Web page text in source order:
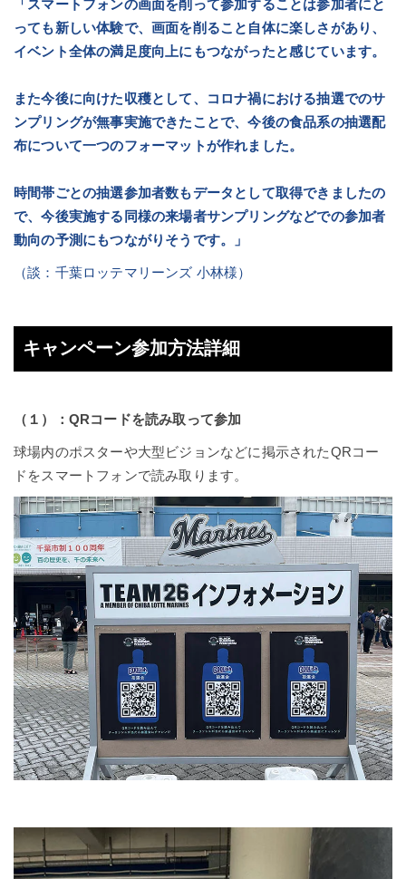
「スマートフォンの画面を削って参加することは参加者にと
っても新しい体験で、画面を削ること自体に楽しさがあり、
イベント全体の満足度向上にもつながったと感じています。
また今後に向けた収穫として、コロナ禍における抽選でのサ
ンプリングが無事実施できたことで、今後の食品系の抽選配
布について一つのフォーマットが作れました。
時間帯ごとの抽選参加者数もデータとして取得できましたの
で、今後実施する同様の来場者サンプリングなどでの参加者
動向の予測にもつながりそうです。」
（談：千葉ロッテマリーンズ 小林様）
キャンペーン参加方法詳細
（１）：QRコードを読み取って参加
球場内のポスターや大型ビジョンなどに掲示されたQRコー
ドをスマートフォンで読み取ります。